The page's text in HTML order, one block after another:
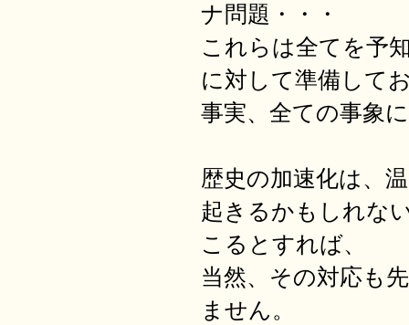
ナ問題・・・
これらは全てを予
に対して準備して
事実、全ての事象
歴史の加速化は、
起きるかもしれな
こるとすれば、
当然、その対応も
ません。